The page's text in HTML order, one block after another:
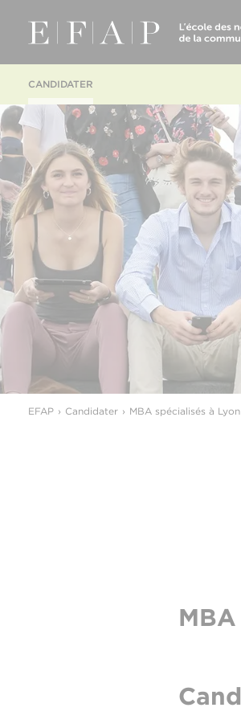
CANDIDATER
EFAP Candidater MBA spécialisés à Lyon